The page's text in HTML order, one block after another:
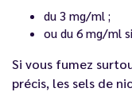
du 3 mg/ml ;
ou du 6 mg/ml
Si vous fumez
précis, les sels de